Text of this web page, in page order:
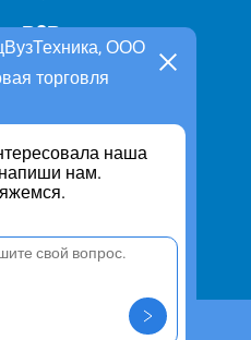
ООО
торговля
наша
нам.
согласие на
В2В
услугу
услуги